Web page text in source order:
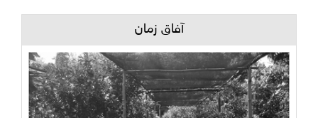
آفاق زمان